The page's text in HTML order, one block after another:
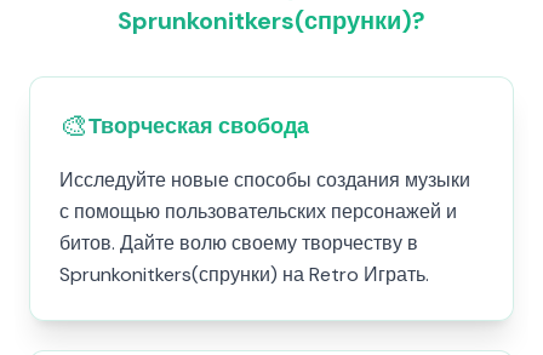
Sprunkonitkers(спрунки)?
🎨Творческая свобода
Исследуйте новые способы создания музыки
с помощью пользовательских персонажей и
битов. Дайте волю своему творчеству в
Sprunkonitkers(спрунки) на Retro Играть.